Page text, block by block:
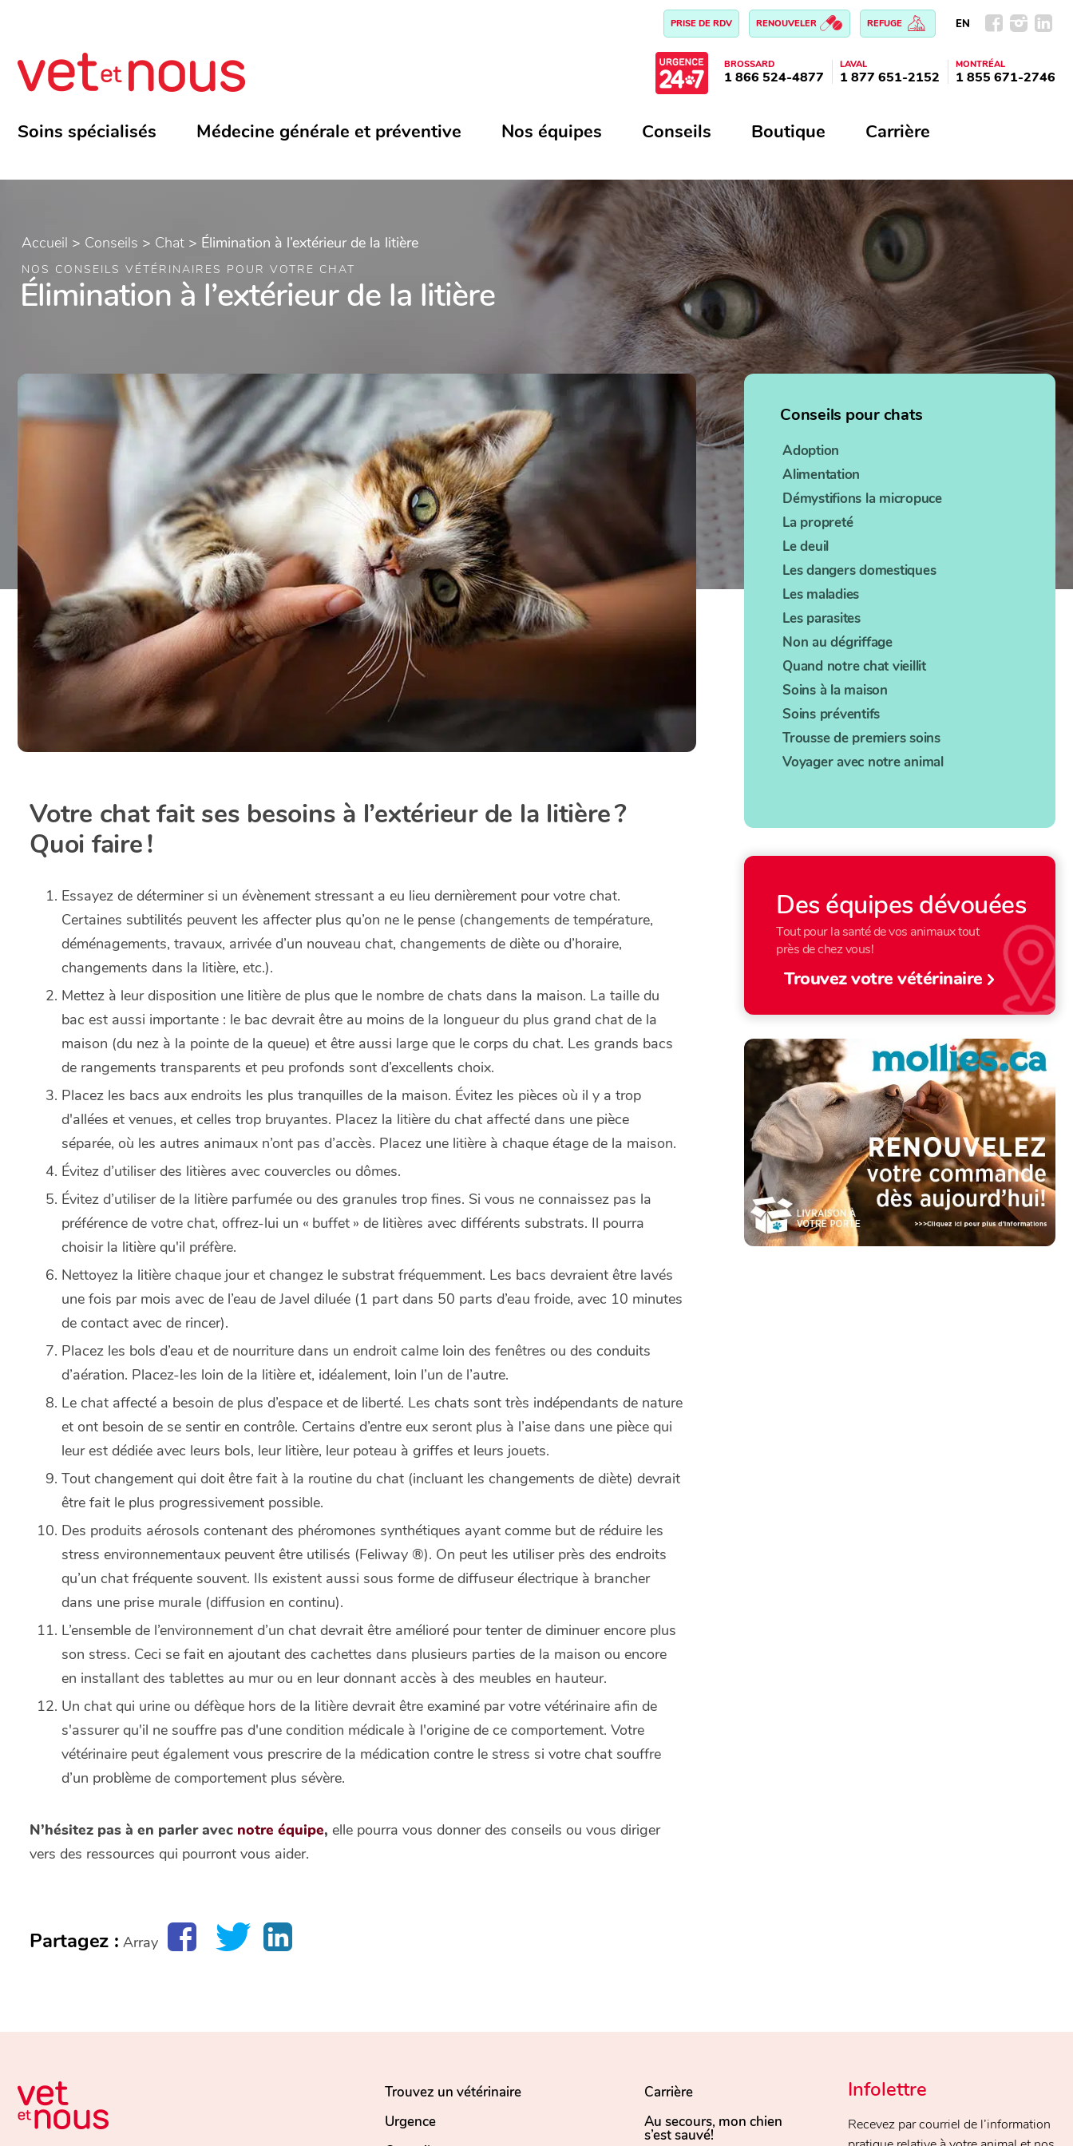
PRISE DE RDV RENOUVELER REFUGE EN
BROSSARD
1 866 524-4877
LAVAL
1 877 651-2152
MONTRÉAL
1 855 671-2746
Soins spécialisés Médecine générale et préventive Nos équipes Conseils Boutique Carrière
Accueil > Conseils > Chat > Élimination à l’extérieur de la litière
NOS CONSEILS VÉTÉRINAIRES POUR VOTRE CHAT
Élimination à l’extérieur de la litière
Votre chat fait ses besoins à l’extérieur de la litière ?
Quoi faire !
Essayez de déterminer si un évènement stressant a eu lieu dernièrement pour votre chat.
Certaines subtilités peuvent les affecter plus qu’on ne le pense (changements de température,
déménagements, travaux, arrivée d’un nouveau chat, changements de diète ou d’horaire,
changements dans la litière, etc.).
Mettez à leur disposition une litière de plus que le nombre de chats dans la maison. La taille du
bac est aussi importante : le bac devrait être au moins de la longueur du plus grand chat de la
maison (du nez à la pointe de la queue) et être aussi large que le corps du chat. Les grands bacs
de rangements transparents et peu profonds sont d’excellents choix.
Placez les bacs aux endroits les plus tranquilles de la maison. Évitez les pièces où il y a trop
d'allées et venues, et celles trop bruyantes. Placez la litière du chat affecté dans une pièce
séparée, où les autres animaux n’ont pas d’accès. Placez une litière à chaque étage de la maison.
Évitez d’utiliser des litières avec couvercles ou dômes.
Évitez d’utiliser de la litière parfumée ou des granules trop fines. Si vous ne connaissez pas la
préférence de votre chat, offrez-lui un « buffet » de litières avec différents substrats. Il pourra
choisir la litière qu'il préfère.
Nettoyez la litière chaque jour et changez le substrat fréquemment. Les bacs devraient être lavés
une fois par mois avec de l’eau de Javel diluée (1 part dans 50 parts d’eau froide, avec 10 minutes
de contact avec de rincer).
Placez les bols d’eau et de nourriture dans un endroit calme loin des fenêtres ou des conduits
d’aération. Placez-les loin de la litière et, idéalement, loin l’un de l’autre.
Le chat affecté a besoin de plus d’espace et de liberté. Les chats sont très indépendants de nature
et ont besoin de se sentir en contrôle. Certains d’entre eux seront plus à l’aise dans une pièce qui
leur est dédiée avec leurs bols, leur litière, leur poteau à griffes et leurs jouets.
Tout changement qui doit être fait à la routine du chat (incluant les changements de diète) devrait
être fait le plus progressivement possible.
Des produits aérosols contenant des phéromones synthétiques ayant comme but de réduire les
stress environnementaux peuvent être utilisés (Feliway ®). On peut les utiliser près des endroits
qu’un chat fréquente souvent. Ils existent aussi sous forme de diffuseur électrique à brancher
dans une prise murale (diffusion en continu).
L’ensemble de l’environnement d’un chat devrait être amélioré pour tenter de diminuer encore plus
son stress. Ceci se fait en ajoutant des cachettes dans plusieurs parties de la maison ou encore
en installant des tablettes au mur ou en leur donnant accès à des meubles en hauteur.
Un chat qui urine ou défèque hors de la litière devrait être examiné par votre vétérinaire afin de
s'assurer qu'il ne souffre pas d'une condition médicale à l'origine de ce comportement. Votre
vétérinaire peut également vous prescrire de la médication contre le stress si votre chat souffre
d’un problème de comportement plus sévère.
N’hésitez pas à en parler avec notre équipe, elle pourra vous donner des conseils ou vous diriger
vers des ressources qui pourront vous aider.
Partagez : Array
Conseils pour chats
Adoption
Alimentation
Démystifions la micropuce
La propreté
Le deuil
Les dangers domestiques
Les maladies
Les parasites
Non au dégriffage
Quand notre chat vieillit
Soins à la maison
Soins préventifs
Trousse de premiers soins
Voyager avec notre animal
Des équipes dévouées
Tout pour la santé de vos animaux tout
près de chez vous!
Trouvez votre vétérinaire
Trouvez un vétérinaire
Urgence
Carrière
Au secours, mon chien
s’est sauvé!
Infolettre
Recevez par courriel de l’information